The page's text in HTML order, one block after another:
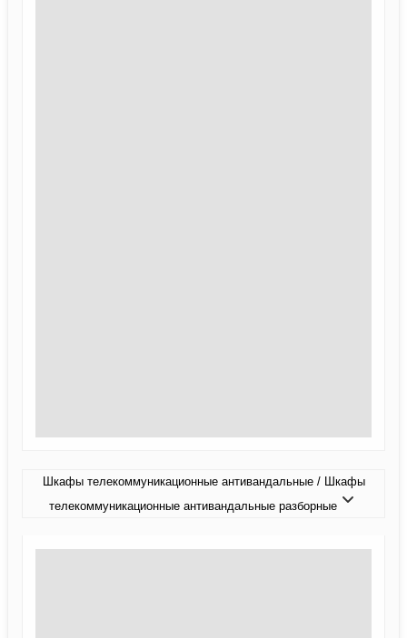
Шкафы телекоммуникационные антивандальные / Шкафы
телекоммуникационные антивандальные разборные